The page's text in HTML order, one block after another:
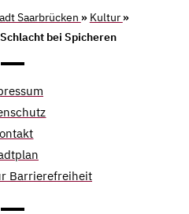
Saarbrücken » Kultur »
bei Spicheren
Barrierefreiheit